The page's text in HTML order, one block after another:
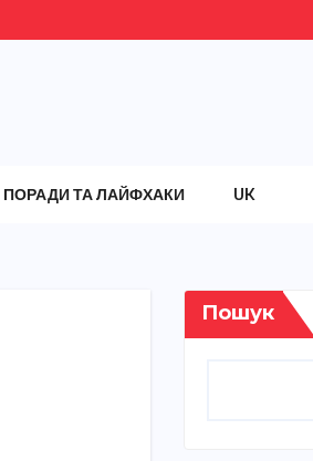
ПОРАДИ ТА ЛАЙФХАКИ UK
Пошук